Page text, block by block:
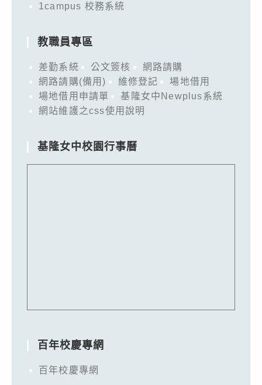
1campus 校務系統
教職員專區
差勤系統 公文簽核
網路請購
網路請購(備用)
維修登記
場地借用
場地借用申請單
基隆女中Newplus系統
網站維護之css使用說明
基隆女中校園行事曆
百年校慶專網
百年校慶專網